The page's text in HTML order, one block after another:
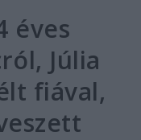
éves
Júlia
fiával,